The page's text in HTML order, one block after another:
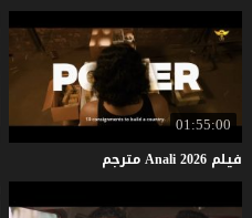
01:55:00
فيلم Anali2026 مترجم